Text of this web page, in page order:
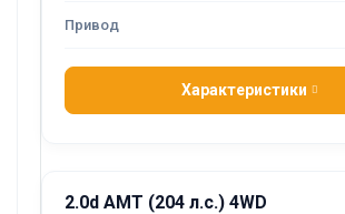
Характеристики
2.0d AMT (204 л.с.) 4WD